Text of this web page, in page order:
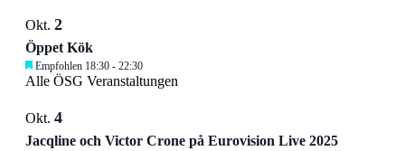
View
Okt. 2
Öppet Kök
Empfohlen 18:30 - 22:30
Alle ÖSG Veranstaltungen
Okt. 4
Jacqline och Victor Crone på Eurovision Live 2025